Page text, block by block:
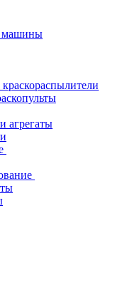
машины
агрегаты